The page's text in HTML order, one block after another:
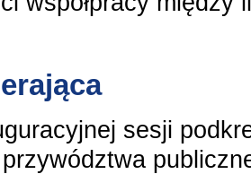
sesji